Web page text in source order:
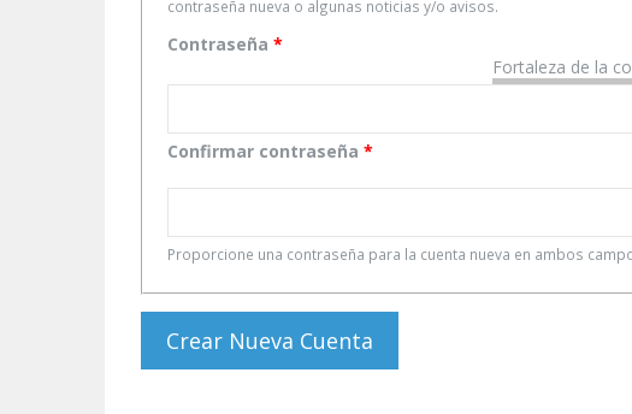
contraseña nueva o algunas noticias y/o avisos.
Fortaleza de la
Contraseña *
Confirmar contraseña *
Proporcione una contraseña para la cuenta nueva en ambos